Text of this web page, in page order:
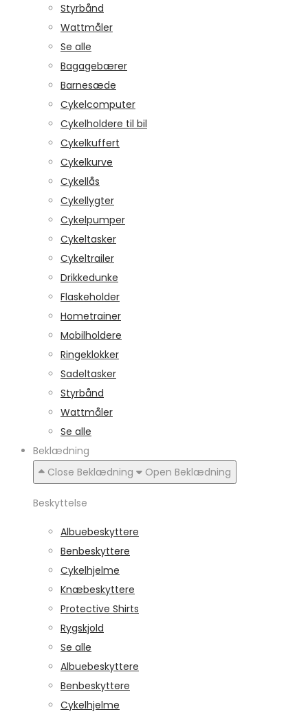
Styrbånd
Wattmåler
Se alle
Bagagebærer
Barnesæde
Cykelcomputer
Cykelholdere til bil
Cykelkuffert
Cykelkurve
Cykellås
Cykellygter
Cykelpumper
Cykeltasker
Cykeltrailer
Drikkedunke
Flaskeholder
Hometrainer
Mobilholdere
Ringeklokker
Sadeltasker
Styrbånd
Wattmåler
Se alle
Beklædning
Close Beklædning
Open Beklædning
Beskyttelse
Albuebeskyttere
Benbeskyttere
Cykelhjelme
Knæbeskyttere
Protective Shirts
Rygskjold
Se alle
Albuebeskyttere
Benbeskyttere
Cykelhjelme